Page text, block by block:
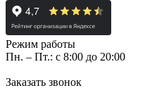
Режим работы
Пн. – Пт.: с 8:00 до 20:00
Заказать звонок